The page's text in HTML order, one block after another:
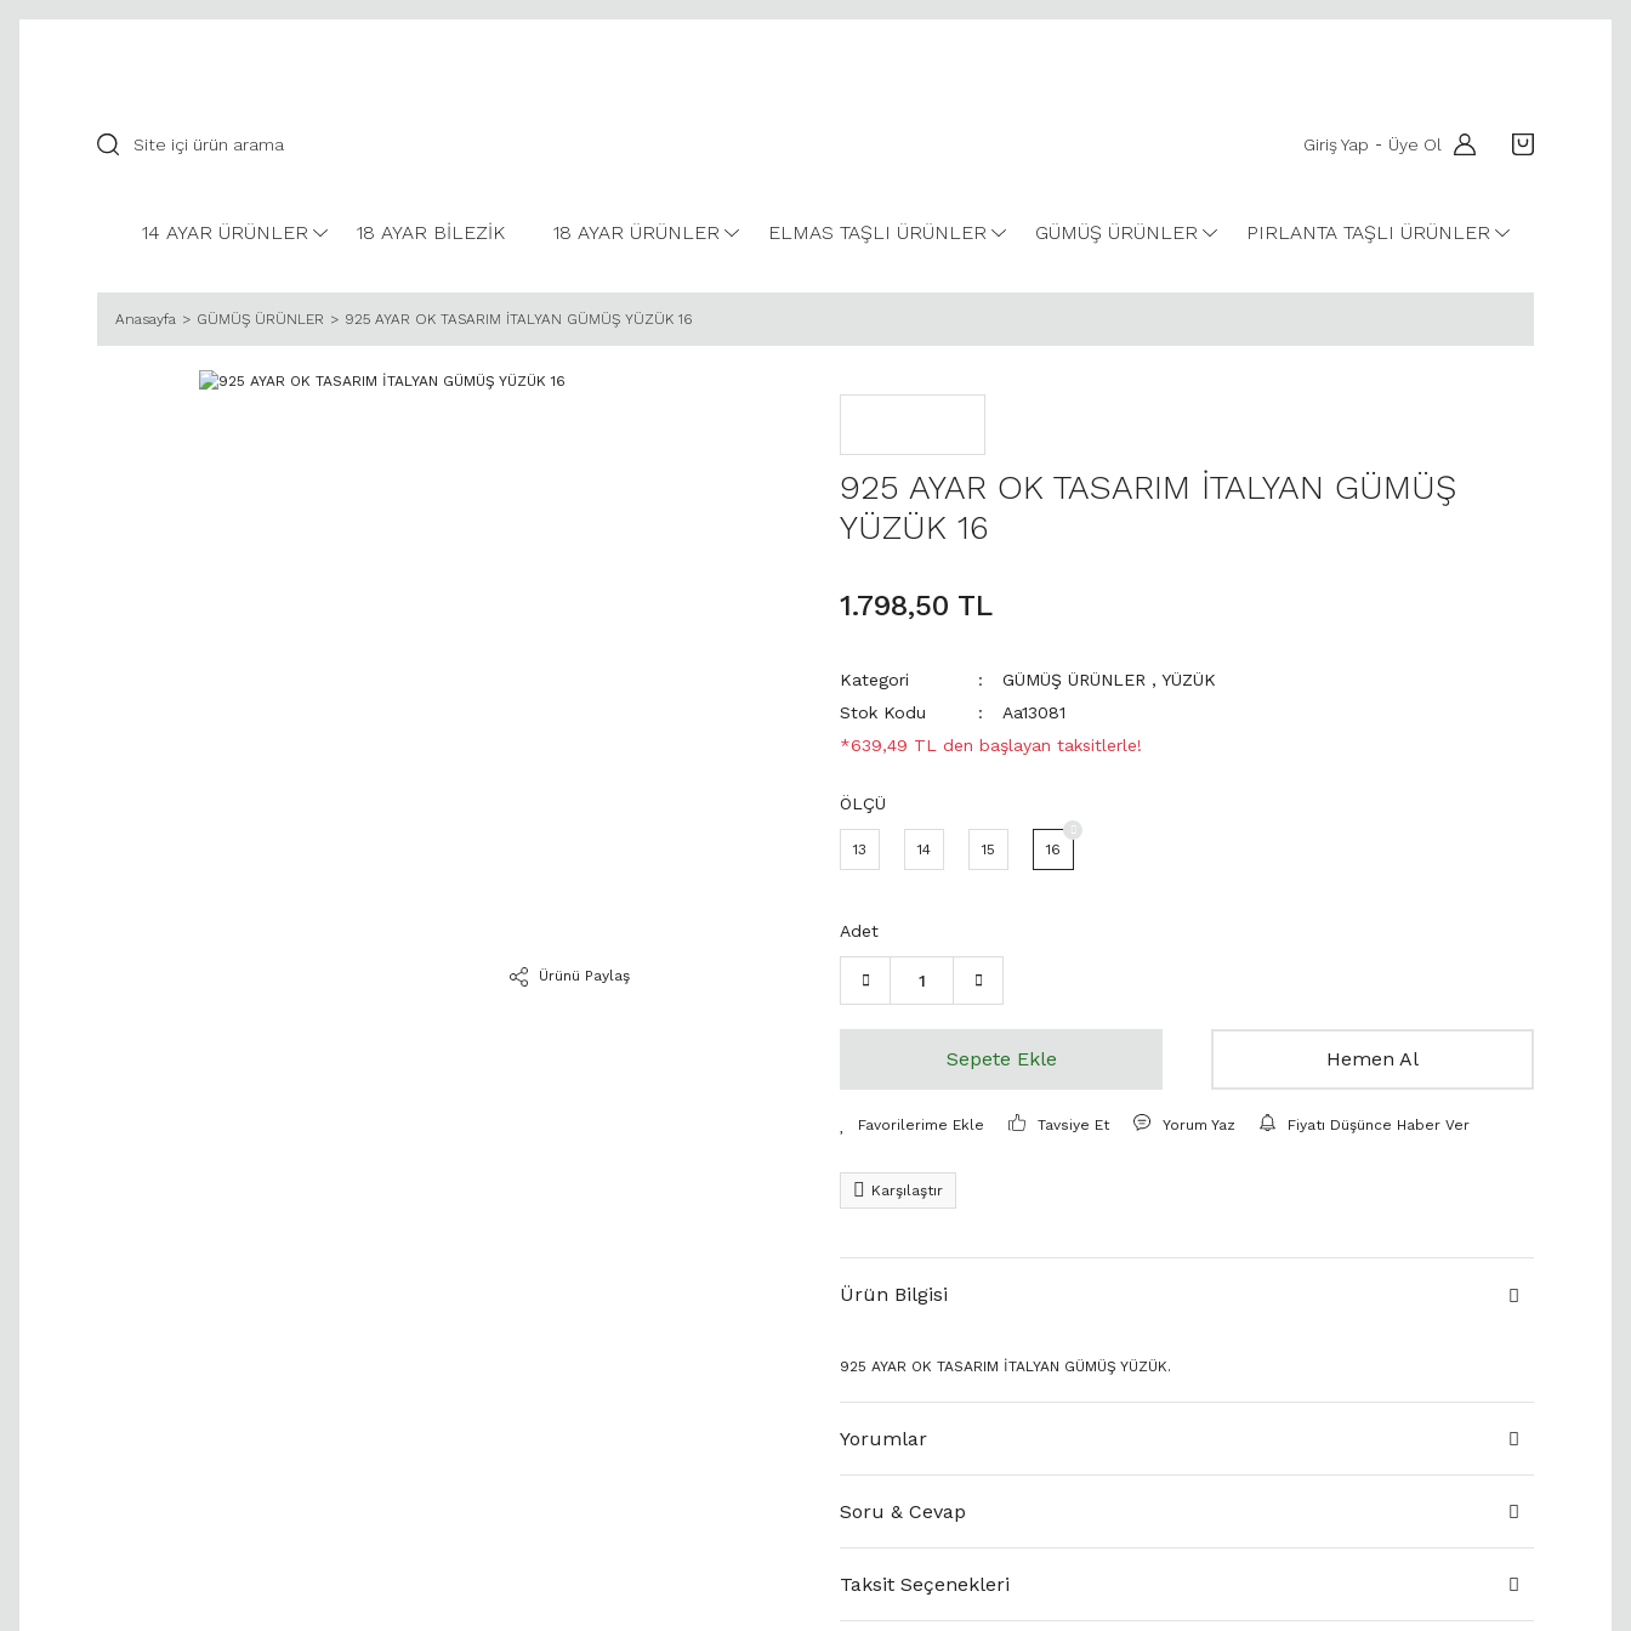
Giriş Yap - Üye Ol
14 AYAR ÜRÜNLER 18 AYAR BİLEZİK 18 AYAR ÜRÜNLER ELMAS TAŞLI ÜRÜNLER GÜMÜŞ ÜRÜNLER PIRLANTA TAŞLI ÜRÜNLER
Anasayfa GÜMÜŞ ÜRÜNLER 925 AYAR OK TASARIM İTALYAN GÜMÜŞ YÜZÜK 16
Ürünü Paylaş
925 AYAR OK TASARIM İTALYAN GÜMÜŞ
YÜZÜK 16
1.798,50 TL
Kategori GÜMÜŞ ÜRÜNLER ,YÜZÜK
Stok Kodu
Aa13081
*639,49 TL den başlayan taksitlerle!
ÖLÇÜ
13 14 15 16
Adet
Sepete Ekle Hemen Al
Tavsiye Et Yorum Yaz Fiyatı Düşünce Haber Ver
Karşılaştır
Ürün Bilgisi
925 AYAR OK TASARIM İTALYAN GÜMÜŞ YÜZÜK.
Yorumlar
Soru & Cevap
Taksit Seçenekleri